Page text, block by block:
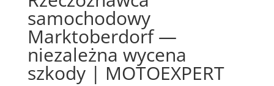
samochodowy
Marktoberdorf —
niezależna wycena
szkody | MOTOEXPERT